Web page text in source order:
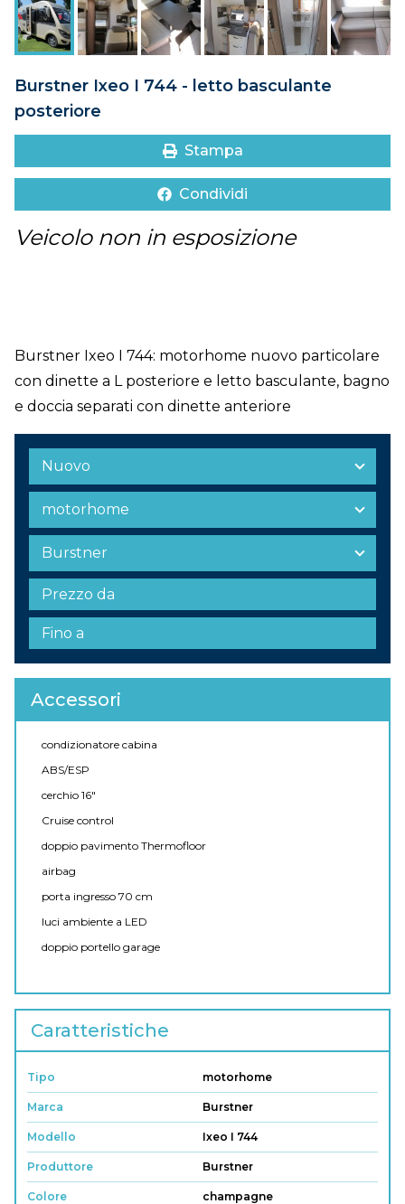
DOVE SIAMO
CONTATTI
Burstner Ixeo I 744 - letto basculante
posteriore
Stampa
Condividi
Veicolo non in esposizione
Burstner Ixeo I 744: motorhome nuovo particolare
con dinette a L posteriore e letto basculante, bagno
e doccia separati con dinette anteriore
Accessori
condizionatore cabina
ABS/ESP
cerchio 16"
Cruise control
doppio pavimento Thermofloor
airbag
porta ingresso 70 cm
luci ambiente a LED
doppio portello garage
Caratteristiche
Tipo motorhome
Marca Burstner
Modello Ixeo I 744
Produttore Burstner
Colore champagne